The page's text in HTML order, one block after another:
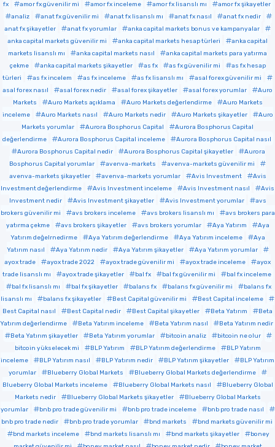
fx
amor fx güvenilir mi amor fx inceleme amor fx lisanslı mı
amor fx şikayetler
analiz
anat fx güvenilir mi anat fx lisanslı mı anat fx nasıl
anat fx nedir
anat fx şikayetler
anat fx yorumlar
anka capital markets bonus ve kampanyalar
anka capital markets güvenilir mi
anka capital markets hesap türleri
anka capital
markets lisanslı mı
anka capital markets nasıl
anka capital markets para yatırma
çekme
anka capital markets şikayetler as fx as fx güvenilir mi
as fx hesap
türleri
as fx incelem as fx inceleme as fx lisanslı mı
asal forex güvenilir mi
asal forex nasıl
asal forex nedir asal forex şikayetler asal forex yorumlar
Auro
Markets
Auro Markets açıklama Auro Markets değerlendirme
Auro Markets
inceleme
Auro Markets nasıl Auro Markets nedir Auro Markets şikayetler
Auro
Markets yorumlar
Aurora Bosphorus Capital
Aurora Bosphorus Capital
değerlendirme
Aurora Bosphorus Capital inceleme
Aurora Bosphorus Capital nasıl
Aurora Bosphorus Capital nedir
Aurora Bosphorus Capital şikayetler
Aurora
Bosphorus Capital yorumlar
avenva-markets
avenva-markets güvenilir mi
avenva-markets şikayetler
avenva-markets yorumlar Avis Investment
Avis
Investment değerlendirme
Avis Investment inceleme Avis Investment nasıl
Avis
Investment nedir
Avis Investment şikayetler Avis Investment yorumlar
avs
brokers güvenilir mi
avs brokers inceleme avs brokers lisanslı mı
avs brokers para
yatırma çekme
avs brokers şikayetler avs brokers yorumlar Aya Yatırım
Aya
Yatırım değelrnedirme
Aya Yatırım değerlendirme Aya Yatırım inceleme
Aya
Yatırım nasıl
Aya Yatırım nedir Aya Yatırım şikayetler
Aya Yatırım yorumlar
ayox trade
ayox trade 2022 ayox trade güvenilir mi ayox trade inceleme
ayox
trade lisanslı mı
ayox trade şikayetler bal fx bal fx güvenilir mi
bal fx inceleme
bal fx lisanslı mı
bal fx şikayetler balans fx balans fx güvenilir mi
balans fx
lisanslı mı
balans fx şikayetler Best Capital güvenilir mi
Best Capital inceleme
Best Capital nasıl
Best Capital nedir Best Capital şikayetler Beta Yatırım
Beta
Yatırım değerlendirme
Beta Yatırım inceleme Beta Yatırım nasıl
Beta Yatırım nedir
Beta Yatırım şikayetler
Beta Yatırım yorumlar bitcoin analiz
bitcoin ne olur
bitcoin yükselecek mi
BLP Yatırım BLP Yatırım değerlendirme
BLP Yatırım
inceleme
BLP Yatırım nasıl BLP Yatırım nedir BLP Yatırım şikayetler
BLP Yatırım
yorumlar
Blueberry Global Markets
Blueberry Global Markets değerlendirme
Blueberry Global Markets inceleme
Blueberry Global Markets nasıl
Blueberry Global
Markets nedir
Blueberry Global Markets şikayetler
Blueberry Global Markets
yorumlar
bnb pro trade güvenilir mi bnb pro trade inceleme
bnb pro trade nasıl
bnb pro trade nedir
bnb pro trade yorumlar bnd markets
bnd markets güvenilir mi
bnd markets inceleme
bnd markets lisanslı mı bnd markets şikayetler
boney